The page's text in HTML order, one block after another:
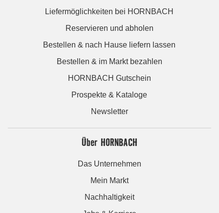
Liefermöglichkeiten bei HORNBACH
Reservieren und abholen
Bestellen & nach Hause liefern lassen
Bestellen & im Markt bezahlen
HORNBACH Gutschein
Prospekte & Kataloge
Newsletter
Über HORNBACH
Das Unternehmen
Mein Markt
Nachhaltigkeit